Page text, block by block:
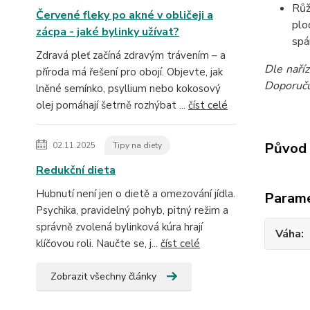
Červené fleky po akné v obličeji a
zácpa - jaké bylinky užívat?
Zdravá pleť začíná zdravým trávením – a
příroda má řešení pro obojí. Objevte, jak
lněné semínko, psyllium nebo kokosový
olej pomáhají šetrně rozhýbat ... číst celé
02.11.2025 Tipy na diety
Redukční dieta
Hubnutí není jen o dietě a omezování jídla.
Psychika, pravidelný pohyb, pitný režim a
správně zvolená bylinková kúra hrají
klíčovou roli. Naučte se, j... číst celé
Zobrazit všechny články
Dle
Váha